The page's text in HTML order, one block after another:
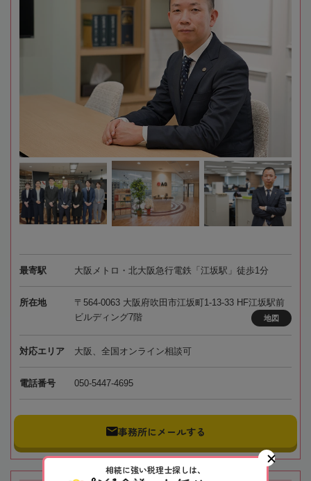
最寄駅 大阪メトロ・北大阪急行電鉄「江坂駅」徒歩1分
所在地
〒564-0063 大阪府吹田市江坂町1-13-33 HF江坂駅前
ビルディング7階
地図
対応エリア 大阪、全国オンライン相談可
電話番号 050-5447-4695
事務所にメールする
相続に強い税理士探しは、